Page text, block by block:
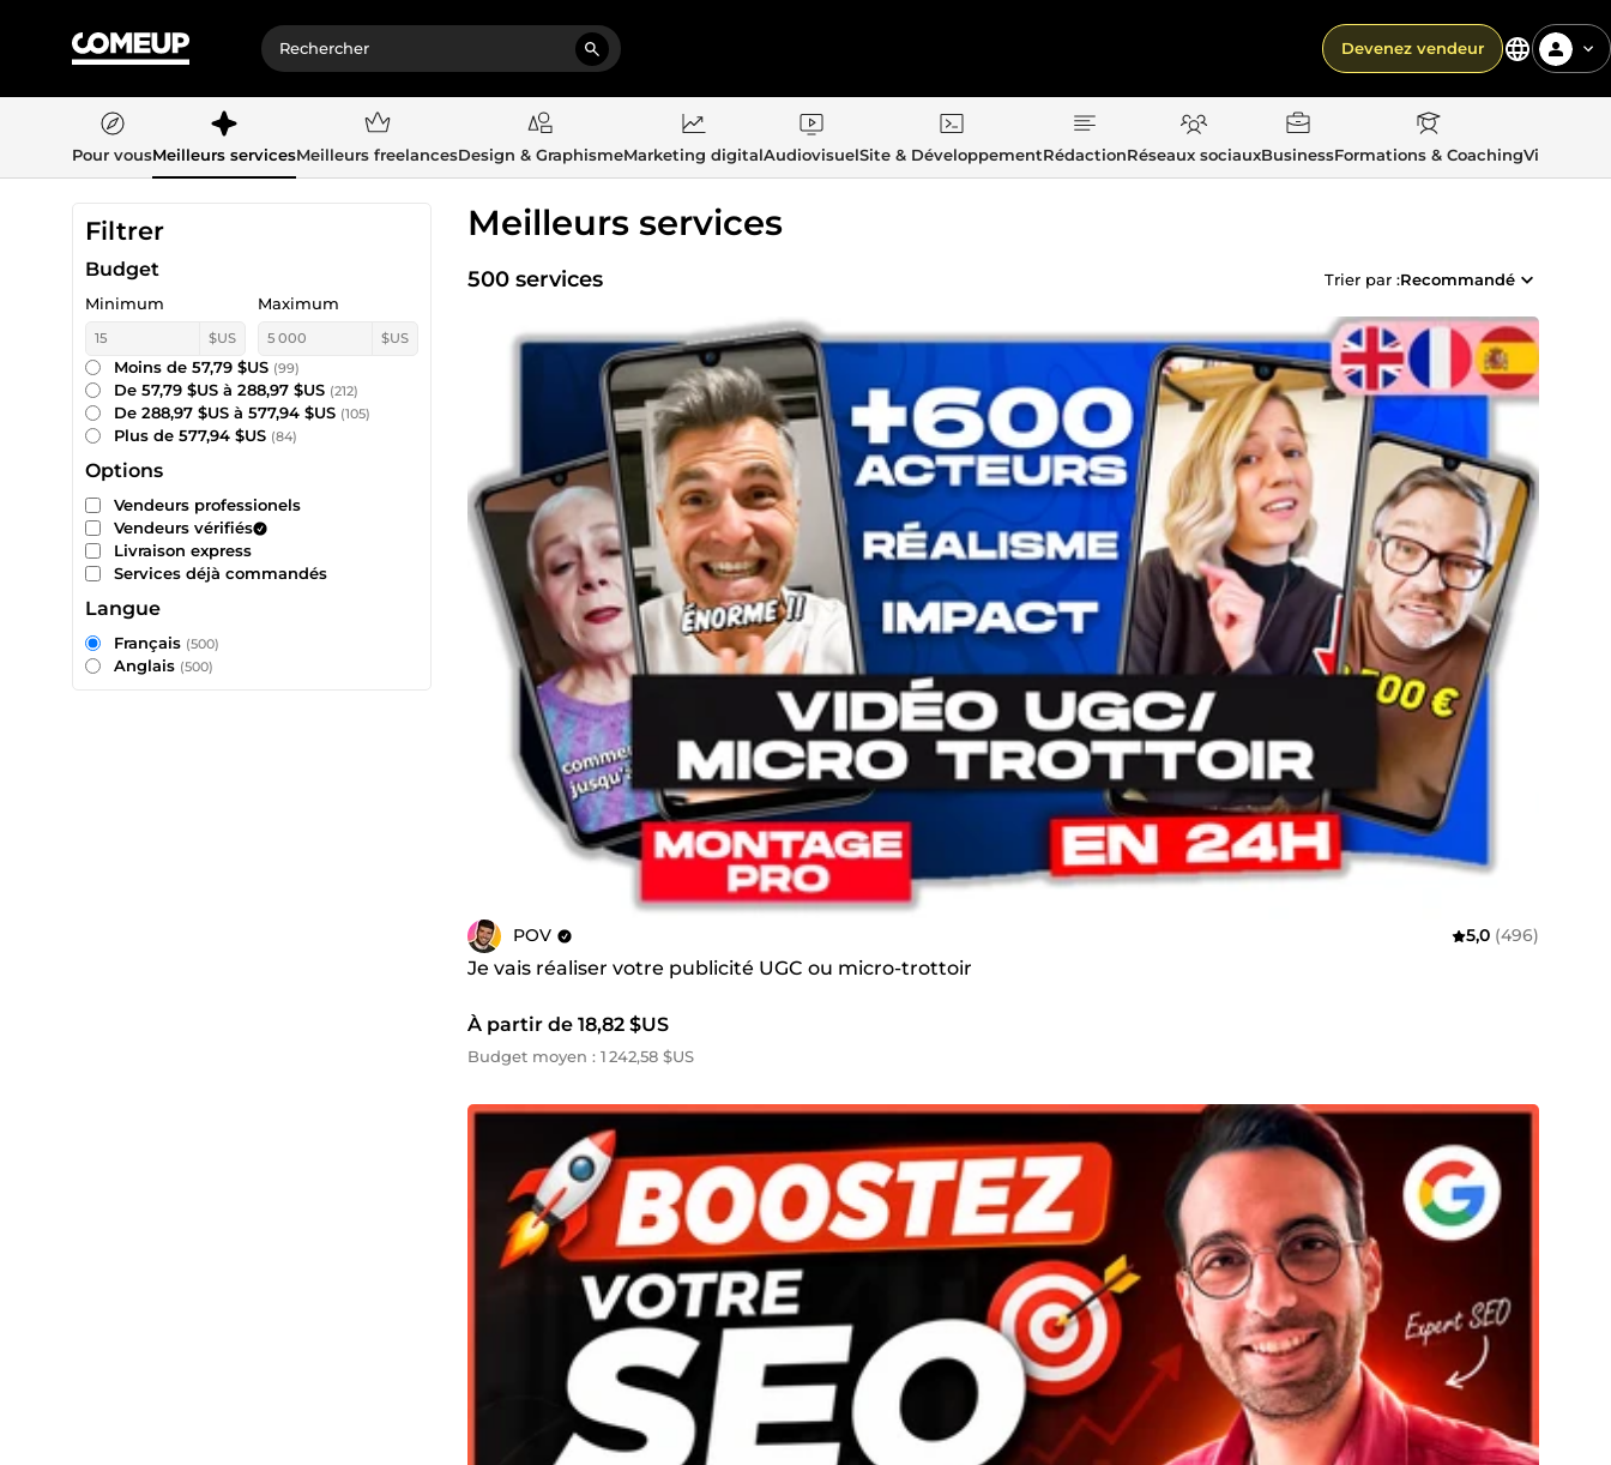
Devenez vendeur
Pour vousMeilleurs servicesMeilleurs freelancesDesign & GraphismeMarketing digitalAudiovisuelSite & DéveloppementRédactionRéseaux sociauxBusinessFormations & CoachingVie
Meilleurs services
500 services Trier par :Recommandé
POV 5,0 (496)
Je vais réaliser votre publicité UGC ou micro-trottoir
À partir de 18,82 $US
Budget moyen : 1 242,58 $US
Filtrer
Budget
Minimum
$US
Maximum
$US
Moins de 57,79 $US (99)
De 57,79 $US à 288,97 $US (212)
De 288,97 $US à 577,94 $US (105)
Plus de 577,94 $US (84)
Options
Vendeurs professionels
Vendeurs vérifiés
Livraison express
Services déjà commandés
Langue
Français (500)
Anglais (500)